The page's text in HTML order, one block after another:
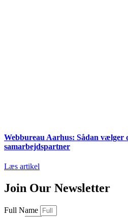
Webbureau Aarhus: Sådan vælger
samarbejdspartner
Læs artikel
Join Our Newsletter
Full Name